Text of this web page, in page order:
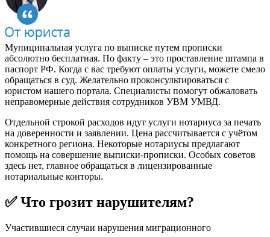
Муниципальная услуга по выписке путем прописки
абсолютно бесплатная. По факту – это проставление штампа в
паспорт РФ. Когда с вас требуют оплаты услуги, можете смело
обращаться в суд. Желательно проконсультироваться с
юристом нашего портала. Специалисты помогут обжаловать
неправомерные действия сотрудников УВМ УМВД.
Отдельной строкой расходов идут услуги нотариуса за печать
на доверенности и заявлении. Цена рассчитывается с учётом
конкретного региона. Некоторые нотариусы предлагают
помощь на совершение выписки-прописки. Особых советов
здесь нет, главное обращаться в лицензированные
нотариальные конторы.
✅ Что грозит нарушителям?
Участившиеся случаи нарушения миграционного